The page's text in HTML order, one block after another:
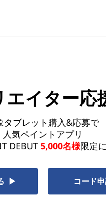
エイター応
タブレット購入&応募で
人気ペイントアプリ
DEBUT 5,000名様限定
▶ コード